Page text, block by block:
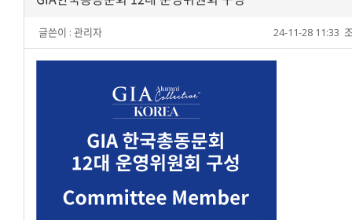
글쓴이 : 관리자 24-11-28 11:33